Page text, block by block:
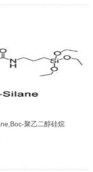
聚乙二醇硅烷